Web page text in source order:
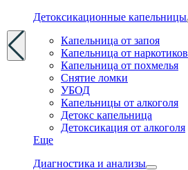
Детоксикационные капельницы
Капельница от запоя
Капельница от наркотиков
Капельница от похмелья
Снятие ломки
УБОД
Капельницы от алкоголя
Детокс капельница
Детоксикация от алкоголя
Еще
Диагностика и анализы